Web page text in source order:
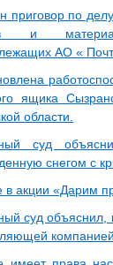
приговор по
и
АО «
ящика
области.
суд
снегом с
в акции «Дарим
суд объяснил,
компанией